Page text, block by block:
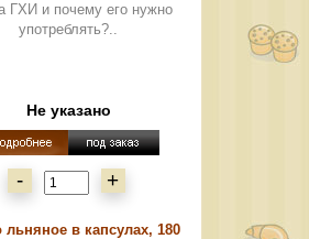
ГХИ и почему его нужно
употреблять?..
Не указано
- +
льняное в капсулах, 180